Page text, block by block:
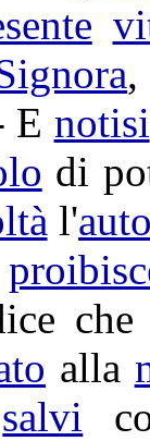
,
E notisi
di
l'
alla
salvi